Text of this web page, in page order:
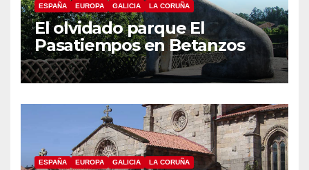
ESPAÑA EUROPA GALICIA LA CORUÑA
El olvidado parque El
Pasatiempos en Betanzos
ESPAÑA EUROPA GALICIA LA CORUÑA